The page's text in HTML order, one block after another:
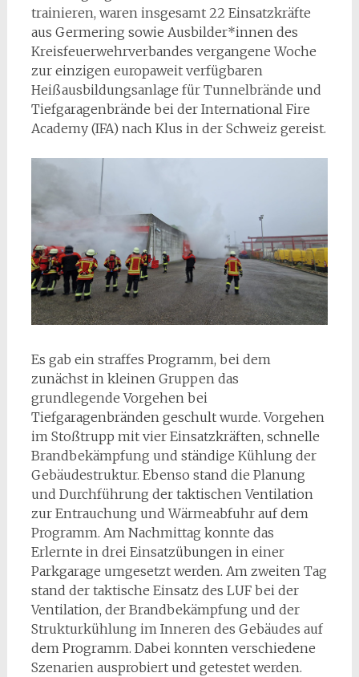
trainieren, waren insgesamt 22 Einsatzkräfte
aus Germering sowie Ausbilder*innen des
Kreisfeuerwehrverbandes vergangene Woche
zur einzigen europaweit verfügbaren
Heißausbildungsanlage für Tunnelbrände und
Tiefgaragenbrände bei der International Fire
Academy (IFA) nach Klus in der Schweiz gereist.
Es gab ein straffes Programm, bei dem
zunächst in kleinen Gruppen das
grundlegende Vorgehen bei
Tiefgaragenbränden geschult wurde. Vorgehen
im Stoßtrupp mit vier Einsatzkräften, schnelle
Brandbekämpfung und ständige Kühlung der
Gebäudestruktur. Ebenso stand die Planung
und Durchführung der taktischen Ventilation
zur Entrauchung und Wärmeabfuhr auf dem
Programm. Am Nachmittag konnte das
Erlernte in drei Einsatzübungen in einer
Parkgarage umgesetzt werden. Am zweiten Tag
stand der taktische Einsatz des LUF bei der
Ventilation, der Brandbekämpfung und der
Strukturkühlung im Inneren des Gebäudes auf
dem Programm. Dabei konnten verschiedene
Szenarien ausprobiert und getestet werden.